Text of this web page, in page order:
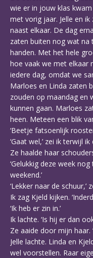
wie er in jouw klas
met vorig jaar. Jelle en
naast elkaar. De dag
zaten buiten nog wat
handen. Met het hele
hoe vaak we met elkaar
iedere dag, omdat we
Marloes en Linda zaten
zouden op maandag en
kunnen gaan. Marloes
heen. Meteen een blik
‘Beetje fatsoenlijk
‘Gaat wel,’ zei ik terwijl
Ze haalde haar
‘Gelukkig deze week
weekend.’
‘Lekker naar de schuur,’
Ik zag Kjeld kijken.
‘Ik heb er zin in.’
Ik lachte. ‘Is hij er dan
Ze aaide door mijn haar.
Jelle lachte. Linda en
wel voorstellen. Raar